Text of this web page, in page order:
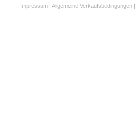
Impressum | Allgemeine Verkaufsbedingungen |